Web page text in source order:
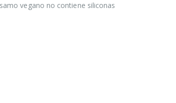
vegano no contiene siliconas